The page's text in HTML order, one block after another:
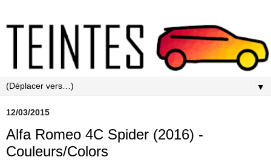
▼
12/03/2015
Alfa Romeo 4C Spider (2016) -
Couleurs/Colors